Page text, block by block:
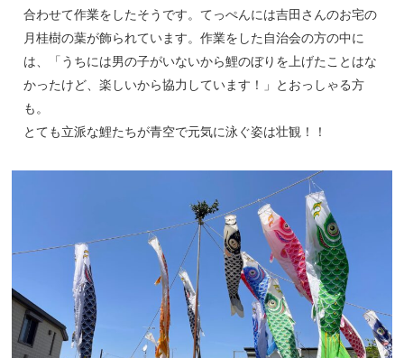
合わせて作業をしたそうです。てっぺんには吉田さんのお宅の
月桂樹の葉が飾られています。作業をした自治会の方の中に
は、「うちには男の子がいないから鯉のぼりを上げたことはな
かったけど、楽しいから協力しています！」とおっしゃる方
も。
とても立派な鯉たちが青空で元気に泳ぐ姿は壮観！！